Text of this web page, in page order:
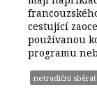
cestující
používanou
programu
netradiční